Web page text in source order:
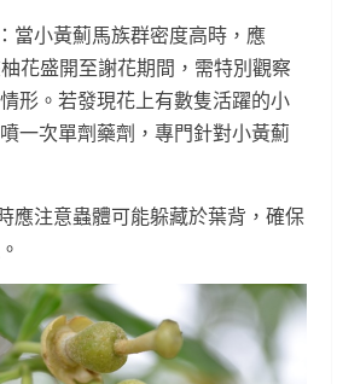
小黃薊馬族群密度高時，應
花盛開至謝花期間，需特別觀察
形。若發現花上有數隻活躍的小
一次單劑藥劑，專門針對小黃薊
注意蟲體可能躲藏於葉背，確保